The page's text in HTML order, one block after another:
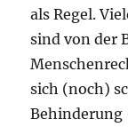
als Regel.
sind von der
sich (noch)